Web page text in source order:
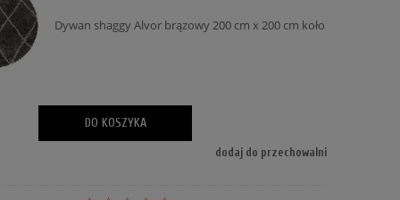
Dywan shaggy Alvor brązowy 200 cm x 200 cm koło
DO KOSZYKA
dodaj do przechowalni